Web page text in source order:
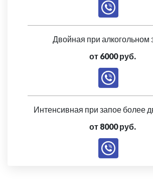
Двойная при алкогольном
от 6000 руб.
Интенсивная при запое более
от 8000 руб.